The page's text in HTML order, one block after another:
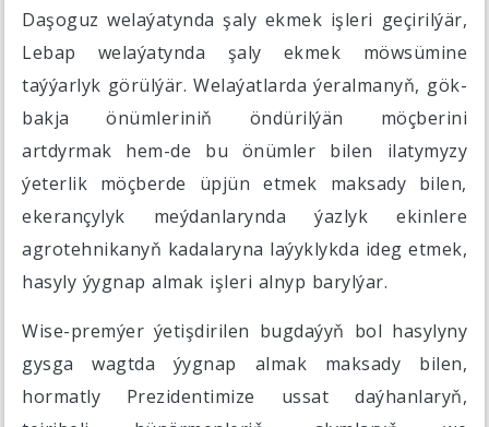
Daşoguz welaýatynda şaly ekmek işleri geçirilýär,
Lebap welaýatynda şaly ekmek möwsümine
taýýarlyk görülýär. Welaýatlarda ýeralmanyň, gök-
bakja önümleriniň öndürilýän möçberini
artdyrmak hem-de bu önümler bilen ilatymyzy
ýeterlik möçberde üpjün etmek maksady bilen,
ekerançylyk meýdanlarynda ýazlyk ekinlere
agrotehnikanyň kadalaryna laýyklykda ideg etmek,
hasyly ýygnap almak işleri alnyp barylýar.
Wise-premýer ýetişdirilen bugdaýyň bol hasylyny
gysga wagtda ýygnap almak maksady bilen,
hormatly Prezidentimize ussat daýhanlaryň,